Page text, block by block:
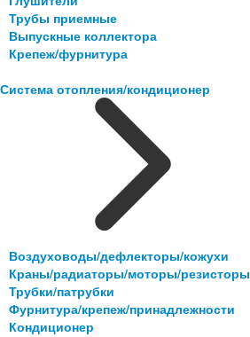
Трубы приемные
Выпускные коллектора
Крепеж/фурнитура
Система отопления/кондиционер
Воздуховоды/дефлекторы/кожухи
Краны/радиаторы/моторы/резисторы
Трубки/патрубки
Фурнитура/крепеж/принадлежности
Кондиционер